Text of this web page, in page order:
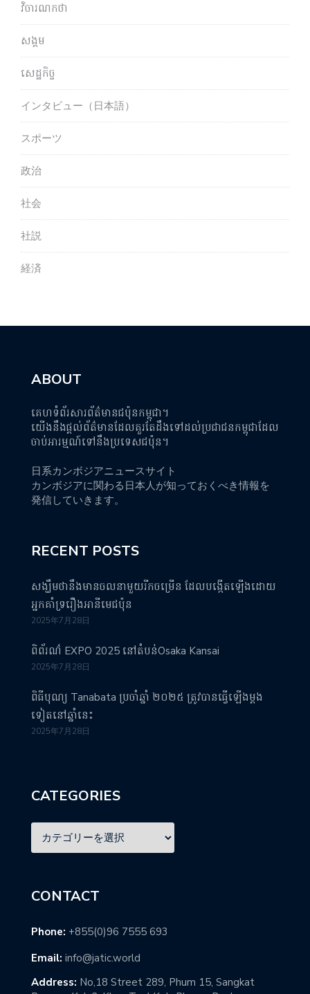
វិចារណកថា
សង្គម
សេដ្ឋកិច្ច
インタビュー（日本語）
スポーツ
政治
社会
社説
経済
ABOUT
គេហទំព័រសារព័ត៌មានជប៉ុនកម្ពុជា។
យើងនឹងផ្តល់ព័ត៌មានដែលគួរតែដឹងទៅដល់ប្រជាជនកម្ពុជាដែល
ចាប់អារម្មណ៍ទៅនឹងប្រទេសជប៉ុន។
日系カンボジアニュースサイト
カンボジアに関わる日本人が知っておくべき情報を
発信していきます。
RECENT POSTS
សង្ឃឹមថានឹងមានចលនាមួយរីកចម្រើន ដែលបង្កើតឡើងដោយ
អ្នកគាំទ្ររឿងអានីមេជប៉ុន
2025年7月28日
ពិព័រណ៌ EXPO 2025 នៅតំបន់Osaka Kansai
2025年7月28日
ពិធីបុណ្យ Tanabata ប្រចាំឆ្នាំ ២០២៥ ត្រូវបានធ្វើឡើងម្តង
ទៀតនៅឆ្នាំនេះ
2025年7月28日
CATEGORIES
CONTACT
Phone: +855(0)96 7555 693
Email: info@jatic.world
Address: No,18 Street 289, Phum 15, Sangkat